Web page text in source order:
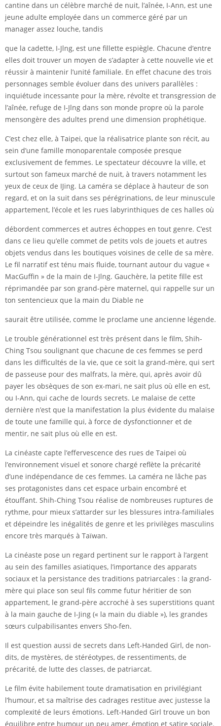
cantine dans un célèbre marché de nuit, l’aînée, I-Ann, est une
jeune adulte employée dans un commerce géré par un
manager assez louche, tandis
que la cadette, I-Jlng, est une fillette espiègle. Chacune d’entre
elles doit trouver un moyen de s’adapter à cette nouvelle vie et
réussir à maintenir l’unité familiale. En effet chacune des trois
personnages semble évoluer dans des univers parallèles :
inquiétude incessante pour la mère, révolte et transgression de
l’aînée, refuge de I-Jlng dans son monde propre où la parole
mensongère des adultes prend une dimension prophétique.
C’est chez elle, à Taipei, que la réalisatrice plante son récit, au
sein d’une famille monoparentale composée presque
exclusivement de femmes. Le spectateur découvre la ville, et
surtout son fameux marché de nuit, à travers notamment les
yeux de ceux de IJing. La caméra se déplace à hauteur de son
regard, et on la suit dans ses pérégrinations, de leur minuscule
appartement, l’école et les rues labyrinthiques de ces halles où
débordent commerces et autres échoppes en tout genre. C’est
dans ce lieu qu’elle commet de petits vols de jouets et autres
objets vendus dans les boutiques voisines de celle de sa mère.
Le fil narratif est ténu mais fluide, tournant autour du vague «
MacGuffin » de la main de I-Jlng. Gauchère, la petite fille est
réprimandée par son grand-père maternel, qui rappelle sur un
ton sentencieux que la main du Diable ne
saurait être utilisée, comme le proclame une ancienne légende.
Le trouble générationnel est très présent dans le film, Shih-
Ching Tsou soulignant que chacune de ces femmes se perd
dans les difficultés de la vie, que ce soit la grand-mère, qui sert
de passeuse pour des malfrats, la mère, qui, après avoir dû
payer les obsèques de son ex-mari, ne sait plus où elle en est,
ou I-Ann, qui cache de lourds secrets. Le malaise de cette
dernière n’est que la manifestation la plus évidente du malaise
de toute une famille qui, à force de dysfonctionner et de
mentir, ne sait plus où elle en est.
La cinéaste capte l’effervescence des rues de Taipei où
l’environnement visuel et sonore chargé reflète la précarité
d’une indépendance de ces femmes. La caméra ne lâche pas
ses protagonistes dans cet espace urbain encombré et
étouffant. Shih-Ching Tsou réalise de nombreuses ruptures de
rythme, pour mieux s’attarder sur les blessures intra-familiales
et dépeindre les inégalités de genre et les privilèges masculins
encore très marqués à Taïwan.
La cinéaste pose un regard pertinent sur le rapport à l’argent
au sein des familles asiatiques, l’importance des apparats
sociaux et la persistance des traditions patriarcales : la grand-
mère qui place son seul fils comme futur héritier de son
appartement, le grand-père accroché à ses superstitions quant
à la main gauche de I-Jing (« la main du diable »), les grandes
sœurs culpabilisantes envers Sho-fen.
Il est question aussi de secrets dans Left-Handed Girl, de non-
dits, de mystères, de stéréotypes, de ressentiments, de
précarité, de lutte des classes, de patriarcat.
Le film évite habilement toute dramatisation en privilégiant
l’humour, et sa maîtrise des cadrages restitue avec justesse la
complexité de leurs émotions. Left-Handed Girl trouve un bon
équilibre entre humour un peu amer, émotion et satire sociale.